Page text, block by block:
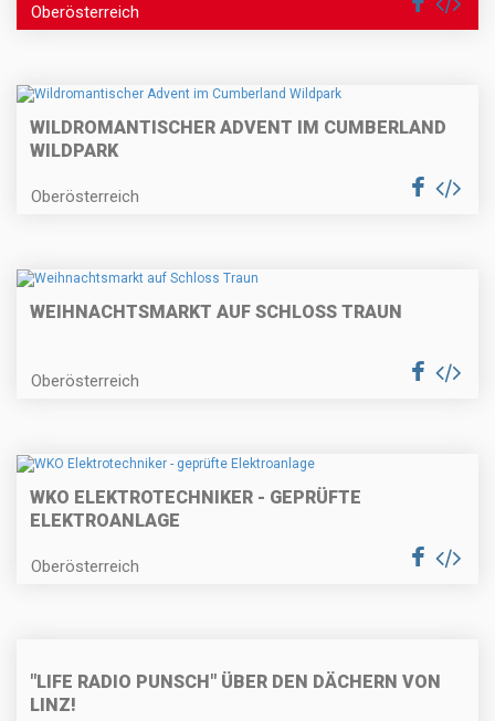
Oberösterreich
WILDROMANTISCHER ADVENT IM CUMBERLAND
WILDPARK
Oberösterreich
WEIHNACHTSMARKT AUF SCHLOSS TRAUN
Oberösterreich
WKO ELEKTROTECHNIKER - GEPRÜFTE
ELEKTROANLAGE
Oberösterreich
"LIFE RADIO PUNSCH" ÜBER DEN DÄCHERN VON
LINZ!